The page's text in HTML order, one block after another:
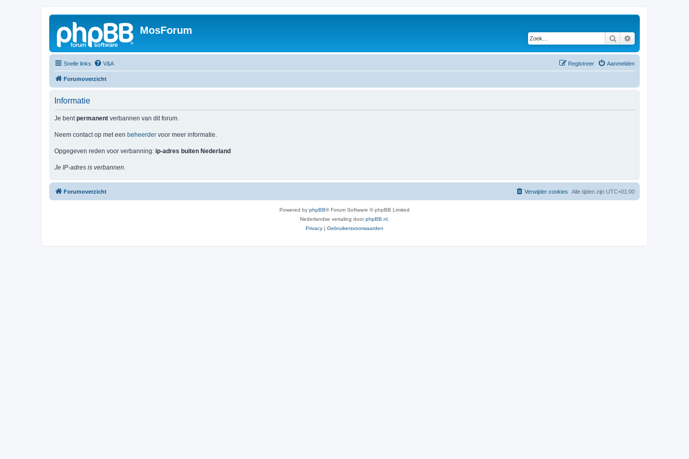
MosForum
Zoek
Snelle links V&A Aanmelden
Registreer
Forumoverzicht
Informatie
Je bentpermanent verbannen van dit forum.
Neem contact op met een beheerder voor meer informatie.
Opgegeven reden voor verbanning: ip-adres buiten Nederland
Je IP-adres is verbannen.
Forumoverzicht Alle tijden zijn UTC+01:00
Verwijder cookies
Powered by phpBB® Forum Software © phpBB Limited
Nederlandse vertaling doorphpBB.nl
Privacy | Gebruikersvoorwaarden